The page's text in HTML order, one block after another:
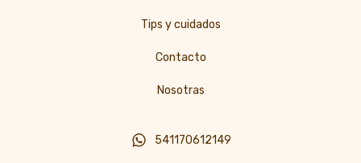
Tips y cuidados
Contacto
Nosotras
541170612149